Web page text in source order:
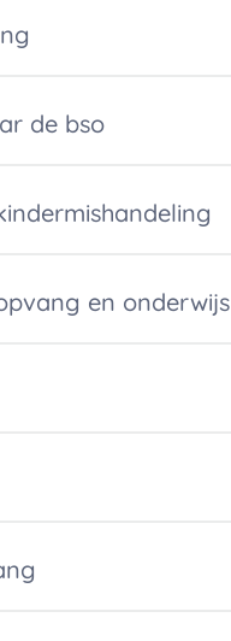
de bso
en onderwijs